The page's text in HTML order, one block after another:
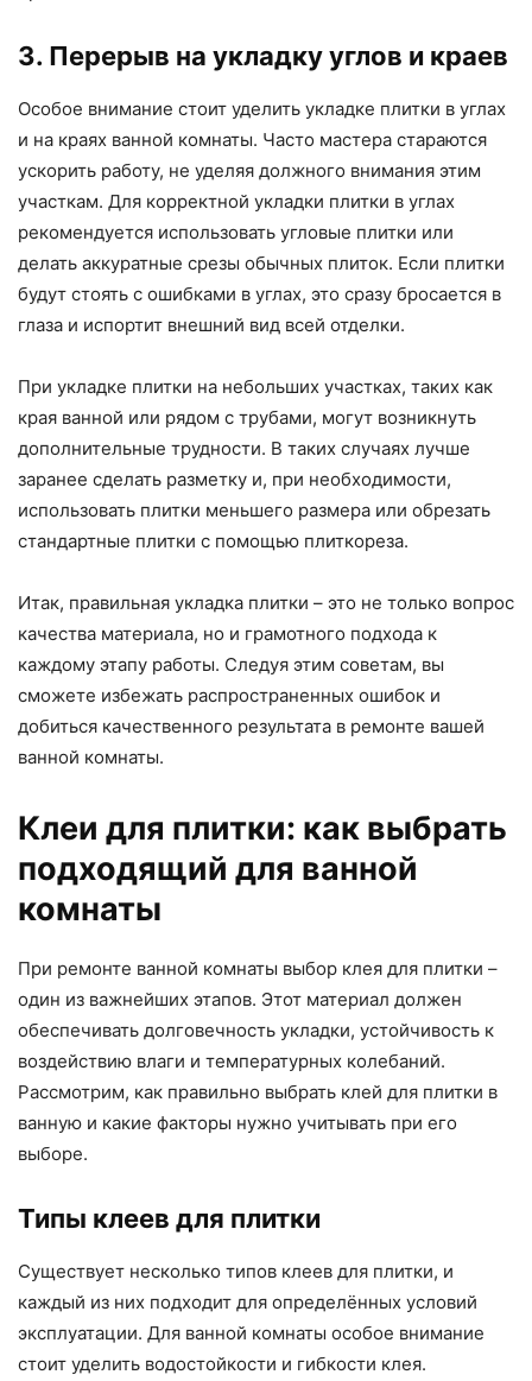
3. Перерыв на укладку углов и краев
Особое внимание стоит уделить укладке плитки в углах
и на краях ванной комнаты. Часто мастера стараются
ускорить работу, не уделяя должного внимания этим
участкам. Для корректной укладки плитки в углах
рекомендуется использовать угловые плитки или
делать аккуратные срезы обычных плиток. Если плитки
будут стоять с ошибками в углах, это сразу бросается в
глаза и испортит внешний вид всей отделки.
При укладке плитки на небольших участках, таких как
края ванной или рядом с трубами, могут возникнуть
дополнительные трудности. В таких случаях лучше
заранее сделать разметку и, при необходимости,
использовать плитки меньшего размера или обрезать
стандартные плитки с помощью плиткореза.
Итак, правильная укладка плитки – это не только вопрос
качества материала, но и грамотного подхода к
каждому этапу работы. Следуя этим советам, вы
сможете избежать распространенных ошибок и
добиться качественного результата в ремонте вашей
ванной комнаты.
Клеи для плитки: как выбрать
подходящий для ванной
комнаты
При ремонте ванной комнаты выбор клея для плитки –
один из важнейших этапов. Этот материал должен
обеспечивать долговечность укладки, устойчивость к
воздействию влаги и температурных колебаний.
Рассмотрим, как правильно выбрать клей для плитки в
ванную и какие факторы нужно учитывать при его
выборе.
Типы клеев для плитки
Существует несколько типов клеев для плитки, и
каждый из них подходит для определённых условий
эксплуатации. Для ванной комнаты особое внимание
стоит уделить водостойкости и гибкости клея.